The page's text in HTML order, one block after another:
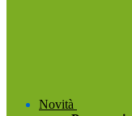
Novità